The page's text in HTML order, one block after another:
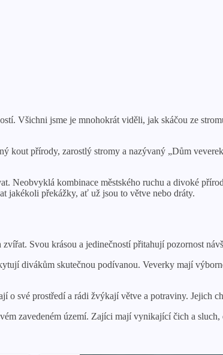
Všichni jsme je mnohokrát viděli, jak skáčou ze
kout přírody, zarostlý stromy a nazývaný „Dům
Neobvyklá kombinace městského ruchu a divoké
jakékoli překážky, ať už jsou to větve nebo dráty.
Svou krásou a jedinečností přitahují pozornost
divákům skutečnou podívanou. Veverky mají
své prostředí a rádi žvýkají větve a potraviny. Jejich
zavedeném území. Zajíci mají vynikající čich a